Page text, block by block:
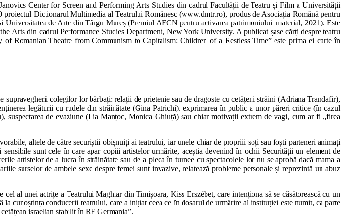
Center for Screen and Performing Arts Studies din cadrul Facultății de Teatru și Film a Universității
proiectul Dicționarul Multimedia al Teatrului Românesc (www.dmtr.ro), produs de Asociația Română pentru
de Arte din Târgu Mureș (Premiul AFCN pentru activarea patrimoniului imaterial, 2021). Este
din cadrul Performance Studies Department, New York University. A publicat șase cărți despre teatru
Romanian Theatre from Communism to Capitalism: Children of a Restless Time” este prima ei carte în
colegilor lor bărbați: relații de prietenie sau de dragoste cu cetățeni străini (Adriana Trandafir),
legăturii cu rudele din străinătate (Gina Patrichi), exprimarea în public a unor păreri critice (în cazul
suspectarea de evaziune (Lia Manțoc, Monica Ghiuță) sau chiar motivații extrem de vagi, cum ar fi „firea
altele de către securiștii obișnuiți ai teatrului, iar unele chiar de propriii soți sau foști parteneri animați
sunt cele în care apar copiii artistelor urmărite, aceștia devenind în ochii Securității un element de
artistelor de a lucra în străinătate sau de a pleca în turnee cu spectacolele lor nu se aprobă dacă mama a
surselor de ambele sexe despre femei sunt invazive, relatează probleme personale și reprezintă un abuz
al unei actrițe a Teatrului Maghiar din Timișoara, Kiss Erszébet, care intenționa să se căsătorească cu un
cunoștința conducerii teatrului, care a inițiat ceea ce în dosarul de urmărire al instituției este numit, ca parte
israelian stabilit în RF Germania”.